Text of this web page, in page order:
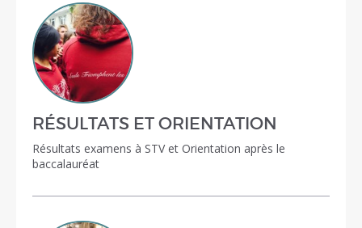
RÉSULTATS ET ORIENTATION
Résultats examens à STV et Orientation après le
baccalauréat